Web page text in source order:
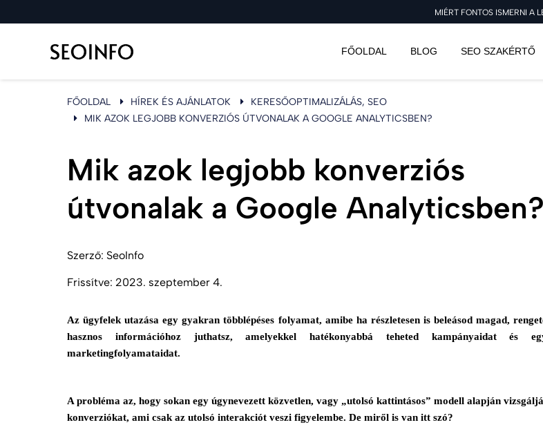
MIÉRT FONTOS ISMERNI A
FŐOLDAL BLOG SEO SZAKÉRTŐ
FŐOLDAL HÍREK ÉS AJÁNLATOK
KERESŐOPTIMALIZÁLÁS, SEO
MIK AZOK LEGJOBB KONVERZIÓS ÚTVONALAK A GOOGLE ANALYTICSBEN?
Mik azok legjobb konverziós
útvonalak a Google Analyticsben?
Szerző: SeoInfo
Frissítve: 2023. szeptember 4.
Az ügyfelek utazása egy gyakran többlépéses folyamat, amibe ha részletesen is beleásod magad,
hasznos információhoz juthatsz, amelyekkel hatékonyabbá teheted kampányaidat és
marketingfolyamataidat.
A probléma az, hogy sokan egy úgynevezett közvetlen, vagy „utolsó kattintásos” modell alapján
konverziókat, ami csak az utolsó interakciót veszi figyelembe. De miről is van itt szó?